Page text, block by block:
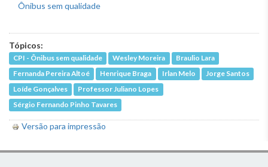
Tópicos:
CPI - Ônibus sem qualidade Wesley Moreira
Braulio Lara
Fernanda Pereira Altoé
Henrique Braga Irlan Melo
Jorge Santos
Loíde Gonçalves
Professor Juliano Lopes
Sérgio Fernando Pinho Tavares
Versão para impressão